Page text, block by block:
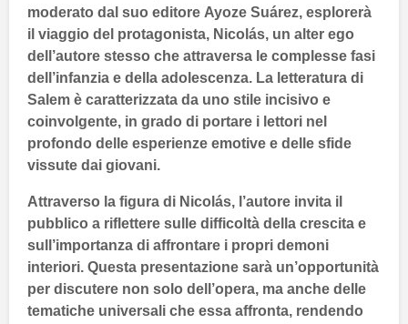
moderato dal suo editore Ayoze Suárez, esplorerà
il viaggio del protagonista, Nicolás, un alter ego
dell’autore stesso che attraversa le complesse fasi
dell’infanzia e della adolescenza. La letteratura di
Salem è caratterizzata da uno stile incisivo e
coinvolgente, in grado di portare i lettori nel
profondo delle esperienze emotive e delle sfide
vissute dai giovani.
Attraverso la figura di Nicolás, l’autore invita il
pubblico a riflettere sulle difficoltà della crescita e
sull’importanza di affrontare i propri demoni
interiori. Questa presentazione sarà un’opportunità
per discutere non solo dell’opera, ma anche delle
tematiche universali che essa affronta, rendendo